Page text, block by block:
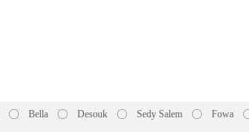
Bella Desouk Sedy Salem Fowa